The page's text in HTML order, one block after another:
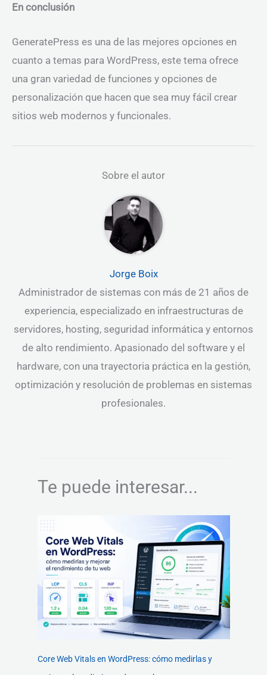
En conclusión
GeneratePress es una de las mejores opciones en
cuanto a temas para WordPress, este tema ofrece
una gran variedad de funciones y opciones de
personalización que hacen que sea muy fácil crear
sitios web modernos y funcionales.
Sobre el autor
Jorge Boix
Administrador de sistemas con más de 21 años de
experiencia, especializado en infraestructuras de
servidores, hosting, seguridad informática y entornos
de alto rendimiento. Apasionado del software y el
hardware, con una trayectoria práctica en la gestión,
optimización y resolución de problemas en sistemas
profesionales.
Te puede interesar...
Core Web Vitals en WordPress: cómo medirlas y